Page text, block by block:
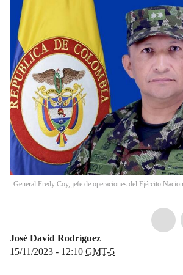
General Fredy Coy, jefe de operaciones del Ejército
José David Rodríguez
15/11/2023 - 12:10 GMT-5